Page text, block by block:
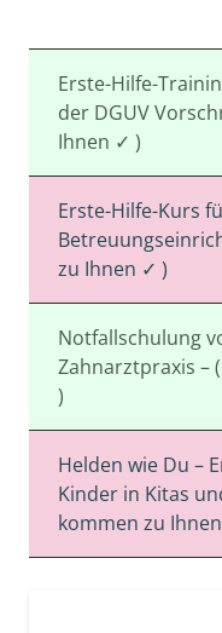
Erste-Hilfe-
der DGUV
Ihnen ✓ )
Erste-Hilfe-Kurs
zu Ihnen ✓ )
Notfallschulung
Zahnarztpraxis –
)
Helden wie Du –
Kinder in Kitas
kommen zu